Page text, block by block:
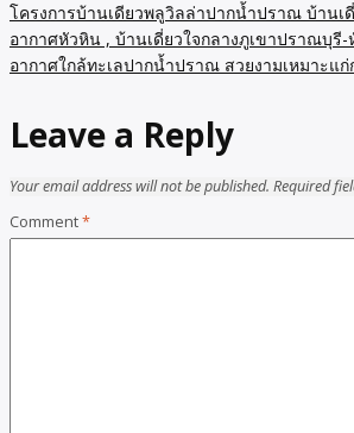
โครงการบ้านเดียวพลูวิลล่าปากน้ำปราณ บ้านเ
อากาศหัวหิน , บ้านเดี่ยวใจกลางภูเขาปราณบุรี
อากาศใกล้ทะเลปากน้ำปราณ สวยงามเหมาะแ
Leave a Reply
Your email address will not be published. Required
Comment*